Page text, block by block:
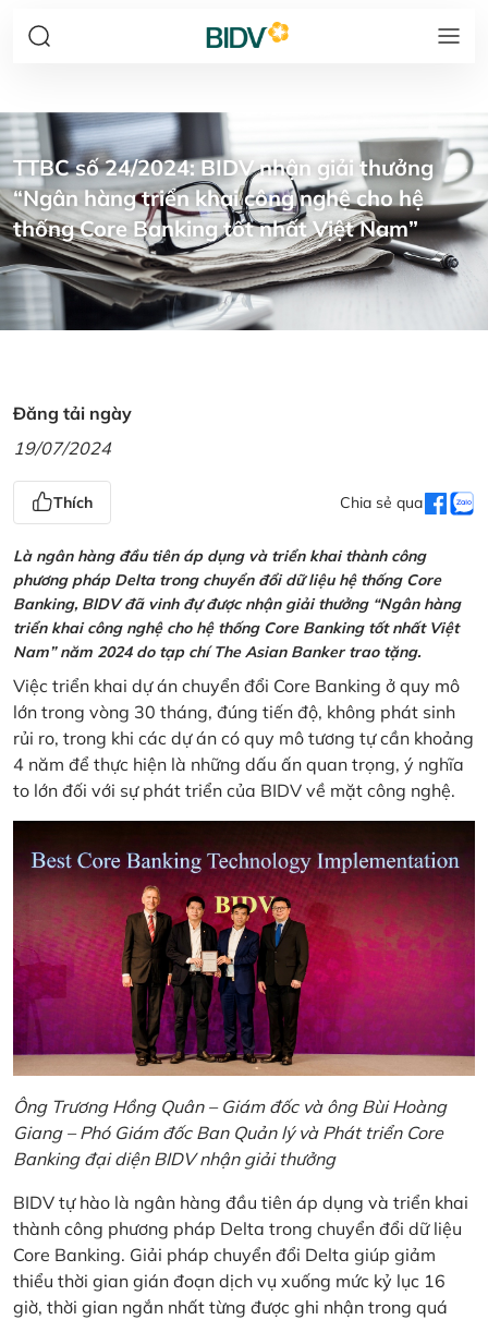
TTBC số 24/2024: BIDV nhận giải thưởng
“Ngân hàng triển khai công nghệ cho hệ
thống Core Banking tốt nhất Việt Nam”
Đăng tải ngày
19/07/2024
Thích Chia sẻ qua
Là ngân hàng đầu tiên áp dụng và triển khai thành công
phương pháp Delta trong chuyển đổi dữ liệu hệ thống Core
Banking, BIDV đã vinh đự được nhận giải thưởng “Ngân hàng
triển khai công nghệ cho hệ thống Core Banking tốt nhất Việt
Nam” năm 2024 do tạp chí The Asian Banker trao tặng.
Việc triển khai dự án chuyển đổi Core Banking ở quy mô
lớn trong vòng 30 tháng, đúng tiến độ, không phát sinh
rủi ro, trong khi các dự án có quy mô tương tự cần khoảng
4 năm để thực hiện là những dấu ấn quan trọng, ý nghĩa
to lớn đối với sự phát triển của BIDV về mặt công nghệ.
Ông Trương Hồng Quân – Giám đốc và ông Bùi Hoàng
Giang – Phó Giám đốc Ban Quản lý và Phát triển Core
Banking đại diện BIDV nhận giải thưởng
BIDV tự hào là ngân hàng đầu tiên áp dụng và triển khai
thành công phương pháp Delta trong chuyển đổi dữ liệu
Core Banking. Giải pháp chuyển đổi Delta giúp giảm
thiểu thời gian gián đoạn dịch vụ xuống mức kỷ lục 16
giờ, thời gian ngắn nhất từng được ghi nhận trong quá